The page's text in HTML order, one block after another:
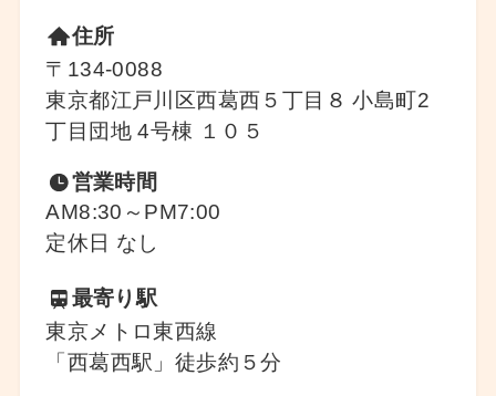
住所
〒134-0088
東京都江戸川区西葛西５丁目８ 小島町2
丁目団地 4号棟 １０５
営業時間
AM8:30～PM7:00
定休日 なし
最寄り駅
東京メトロ東西線
「西葛西駅」徒歩約５分